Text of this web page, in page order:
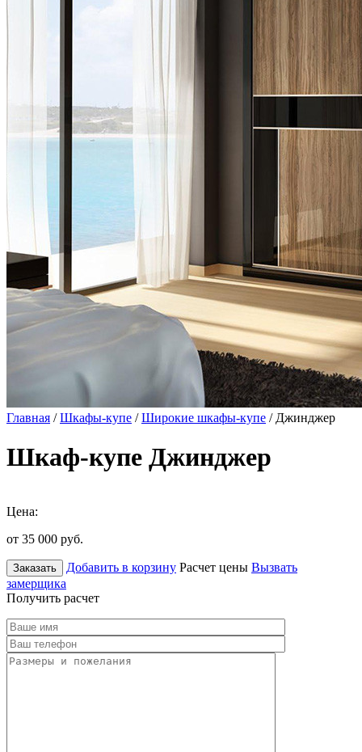
Главная /Шкафы-купе /Широкие шкафы-купе / Джинджер
Шкаф-купе Джинджер
Цена:
от 35 000 руб.
Заказать Добавить в корзину Расчет цены Вызвать
замерщика
Получить расчет